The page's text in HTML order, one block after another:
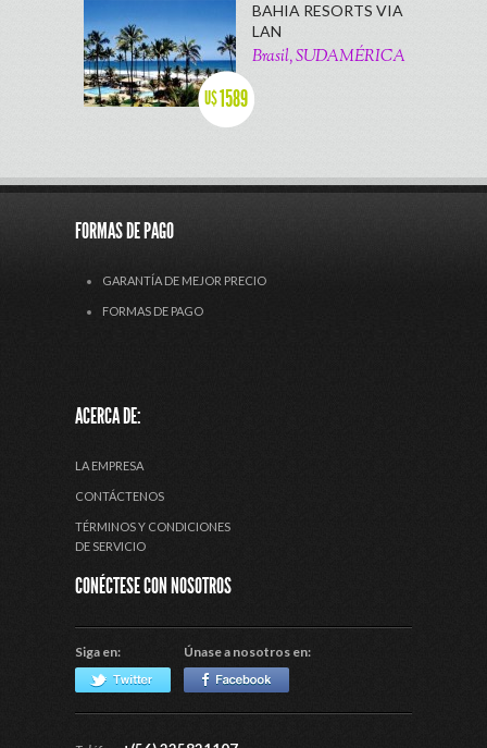
U$1589
BAHIA RESORTS VIA
LAN
Brasil, SUDAMÉRICA
FORMAS DE PAGO
GARANTÍA DE MEJOR PRECIO
FORMAS DE PAGO
ACERCA DE:
LA EMPRESA
CONTÁCTENOS
TÉRMINOS Y CONDICIONES
DE SERVICIO
CONÉCTESE CON NOSOTROS
Siga en: Únase a nosotros en: